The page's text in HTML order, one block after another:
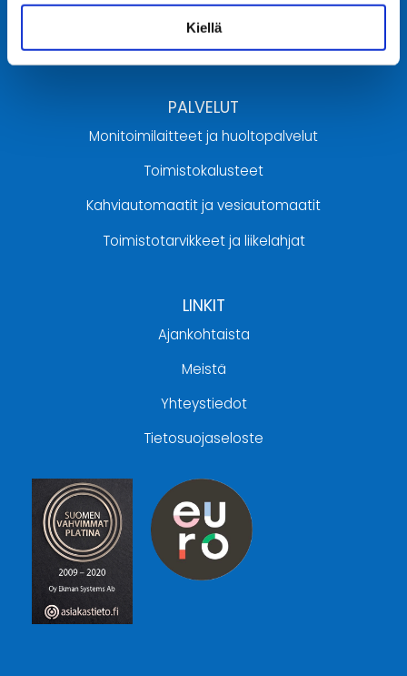
Kiellä
AUKIOLOAJAT
PALVELUT
Monitoimilaitteet ja huoltopalvelut
Toimistokalusteet
Kahviautomaatit ja vesiautomaatit
Toimistotarvikkeet ja liikelahjat
LINKIT
Ajankohtaista
Meistä
Yhteystiedot
Tietosuojaseloste